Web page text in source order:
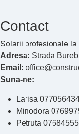
Contact
Solarii profesionale la
Adresa: Strada
Email:
Suna-ne:
Larisa
Minodora
Petruta